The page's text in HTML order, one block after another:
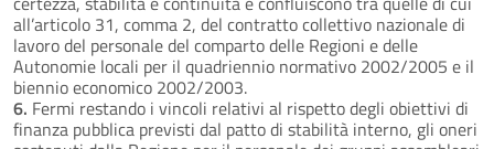
all’articolo 31, comma 2, del contratto collettivo nazionale di
lavoro del personale del comparto delle Regioni e delle
Autonomie locali per il quadriennio normativo 2002/2005 e il
biennio economico 2002/2003.
6. Fermi restando i vincoli relativi al rispetto degli obiettivi di
finanza pubblica previsti dal patto di stabilità interno, gli oneri